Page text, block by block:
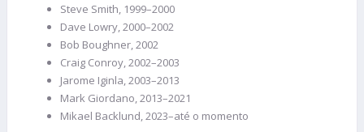
Steve Smith, 1999–2000
Dave Lowry, 2000–2002
Bob Boughner, 2002
Craig Conroy, 2002–2003
Jarome Iginla, 2003–2013
Mark Giordano, 2013–2021
Mikael Backlund, 2023–até o momento